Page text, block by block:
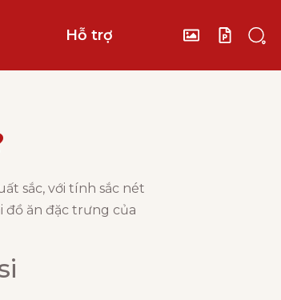
Hỗ trợ
sắc, với tính sắc nét
đồ ăn đặc trưng của